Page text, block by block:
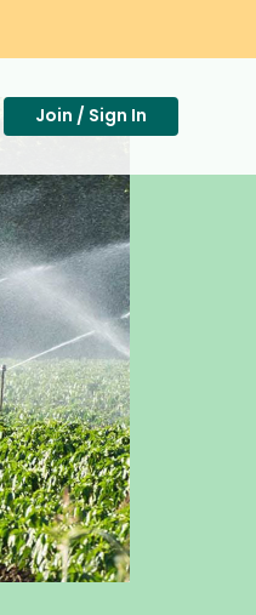
Join / Sign In